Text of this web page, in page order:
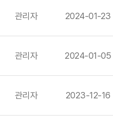
관리자 2024-01-23
관리자 2024-01-05
관리자 2023-12-16